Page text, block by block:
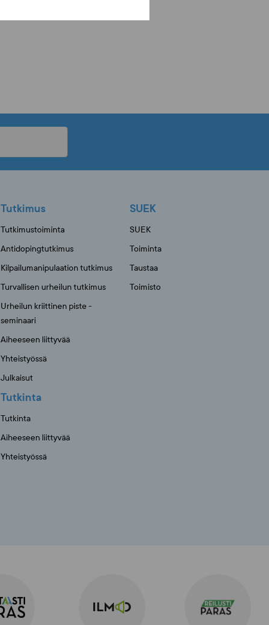
Tutkimus
Tutkimustoiminta
Antidopingtutkimus
Kilpailumanipulaation tutkimus
Turvallisen urheilun tutkimus
Urheilun kriittinen piste -
seminaari
Aiheeseen liittyvää
Yhteistyössä
Julkaisut
Tutkinta
Tutkinta
Aiheeseen liittyvää
Yhteistyössä
SUEK
SUEK
Toiminta
Taustaa
Toimisto